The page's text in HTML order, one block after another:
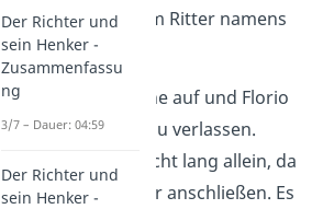
noch nie von einem Ritter namens
Donati gehört.
Bald geht die Sonne auf und Florio
beschließt, Lucca zu verlassen.
Jedoch bleibt er nicht lang allein, da
sich ihm drei Reiter anschließen. Es
Der Richter und
sein Henker -
Zusammenfassu
ng
3/7 – Dauer: 04:59
Der Richter und
sein Henker -